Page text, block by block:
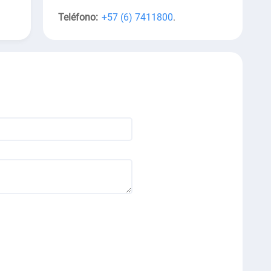
Teléfono: +57 (6) 7411800.